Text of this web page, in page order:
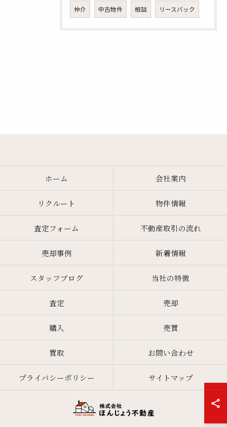
仲介 中古物件 相談 リースバック
ホーム 会社案内
リクルート 物件情報
査定フォーム 不動産取引の流れ
売却事例 新着情報
スタッフブログ 当社の特徴
査定 売却
購入 売買
買取 お問い合わせ
プライバシーポリシー サイトマップ